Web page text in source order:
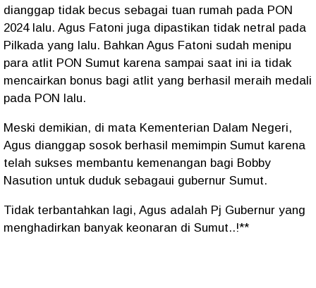
dianggap tidak becus sebagai tuan rumah pada PON
2024 lalu. Agus Fatoni juga dipastikan tidak netral pada
Pilkada yang lalu. Bahkan Agus Fatoni sudah menipu
para atlit PON Sumut karena sampai saat ini ia tidak
mencairkan bonus bagi atlit yang berhasil meraih medali
pada PON lalu.
Meski demikian, di mata Kementerian Dalam Negeri,
Agus dianggap sosok berhasil memimpin Sumut karena
telah sukses membantu kemenangan bagi Bobby
Nasution untuk duduk sebagaui gubernur Sumut.
Tidak terbantahkan lagi, Agus adalah Pj Gubernur yang
menghadirkan banyak keonaran di Sumut..!**